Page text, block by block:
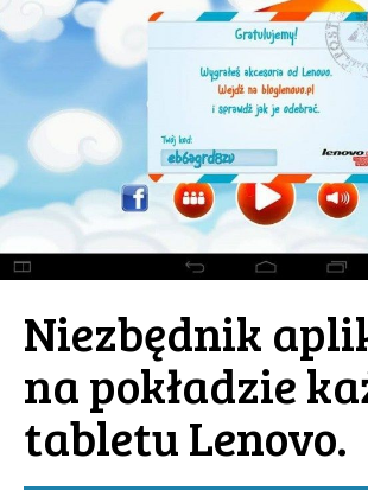
Niezbędnik
na pokładzie
tabletu Lenovo.